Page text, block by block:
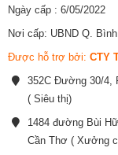
Ngày cấp : 6/05/2022
Nơi cấp: UBND Q.
Được hỗ trợ bởi: CTY
352C Đường 30/4,
( Siêu thị)
1484 đường Bùi
Cần Thơ ( Xưởng